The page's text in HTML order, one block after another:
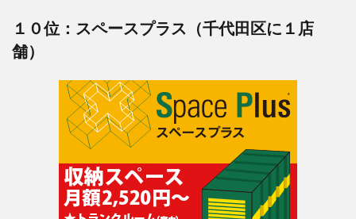
１０位：スペースプラス（千代田区に１店
舗）